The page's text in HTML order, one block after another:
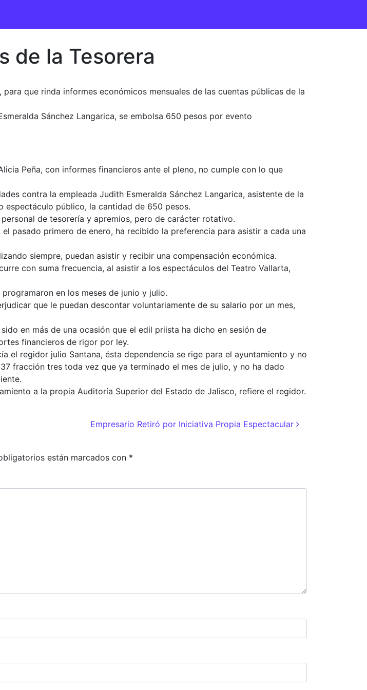
de la Tesorera
que rinda informes económicos mensuales de las cuentas públicas de la
Sánchez Langarica, se embolsa 650 pesos por evento
Peña, con informes financieros ante el pleno, no cumple con lo que
contra la empleada Judith Esmeralda Sánchez Langarica, asistente de la
espectáculo público, la cantidad de 650 pesos.
de tesorería y apremios, pero de carácter rotativo.
pasado primero de enero, ha recibido la preferencia para asistir a cada una
siempre, puedan asistir y recibir una compensación económica.
con suma frecuencia, al asistir a los espectáculos del Teatro Vallarta,
en los meses de junio y julio.
que le puedan descontar voluntariamente de su salario por un mes,
en más de una ocasión que el edil priista ha dicho en sesión de
financieros de rigor por ley.
el regidor julio Santana, ésta dependencia se rige para el ayuntamiento y no
fracción tres toda vez que ya terminado el mes de julio, y no ha dado
a la propia Auditoría Superior del Estado de Jalisco, refiere el regidor.
Empresario Retiró por Iniciativa Propia Espectacular
están marcados con *